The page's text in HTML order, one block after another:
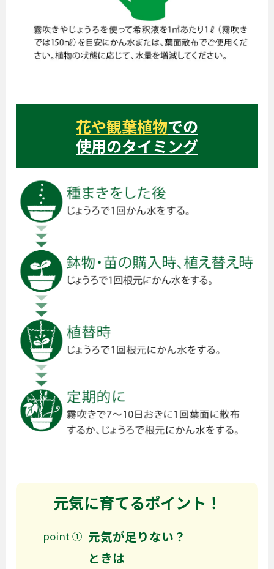
花や観葉植物での
使用のタイミング
元気に育てるポイント！
point ① 元気が足りない？
ときは